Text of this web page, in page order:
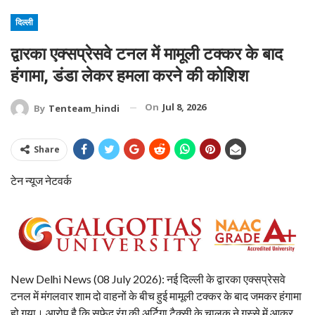
दिल्ली
द्वारका एक्सप्रेसवे टनल में मामूली टक्कर के बाद
हंगामा, डंडा लेकर हमला करने की कोशिश
By Tenteam_hindi On Jul 8, 2026
Share
टेन न्यूज नेटवर्क
New Delhi News (08 July 2026): नई दिल्ली के द्वारका एक्सप्रेसवे
टनल में मंगलवार शाम दो वाहनों के बीच हुई मामूली टक्कर के बाद जमकर हंगामा